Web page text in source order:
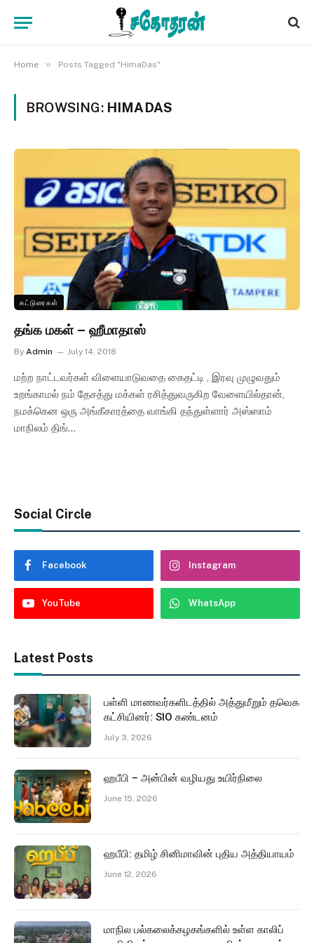
Home » Posts Tagged "HimaDas"
BROWSING: HIMADAS
கட்டுரைகள்
தங்க மகள் – ஹீமாதாஸ்
By Admin July 14, 2018
மற்ற நாட்டவர்கள் விளையாடுவதை கைதட்டி , இரவு முழுவதும்
உறங்காமல் நம் தேசத்து மக்கள் ரசித்துவருகிற வேளையில்தான்,
நமக்கென ஒரு அங்கீகாரத்தை வாங்கி தந்துள்ளார் அஸ்ஸாம்
மாநிலம் திங்…
Social Circle
Facebook Instagram
YouTube WhatsApp
Latest Posts
பள்ளி மாணவர்களிடத்தில் அத்துமீறும் தவெக
கட்சியினர்: SIO கண்டனம்
July 3, 2026
ஹபீபி – அன்பின் வழியது உயிர்நிலை
June 15, 2026
ஹபீபி: தமிழ் சினிமாவின் புதிய அத்தியாயம்
June 12, 2026
மாநில பல்கலைக்கழகங்களில் உள்ள காலிப்